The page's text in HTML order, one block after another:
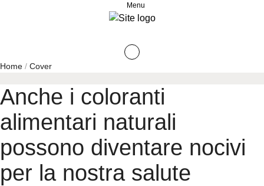
Menu
Home / Cover
Anche i coloranti
alimentari naturali
possono diventare nocivi
per la nostra salute